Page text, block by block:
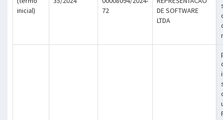
inicial)
72
DE SOFTWARE
LTDA